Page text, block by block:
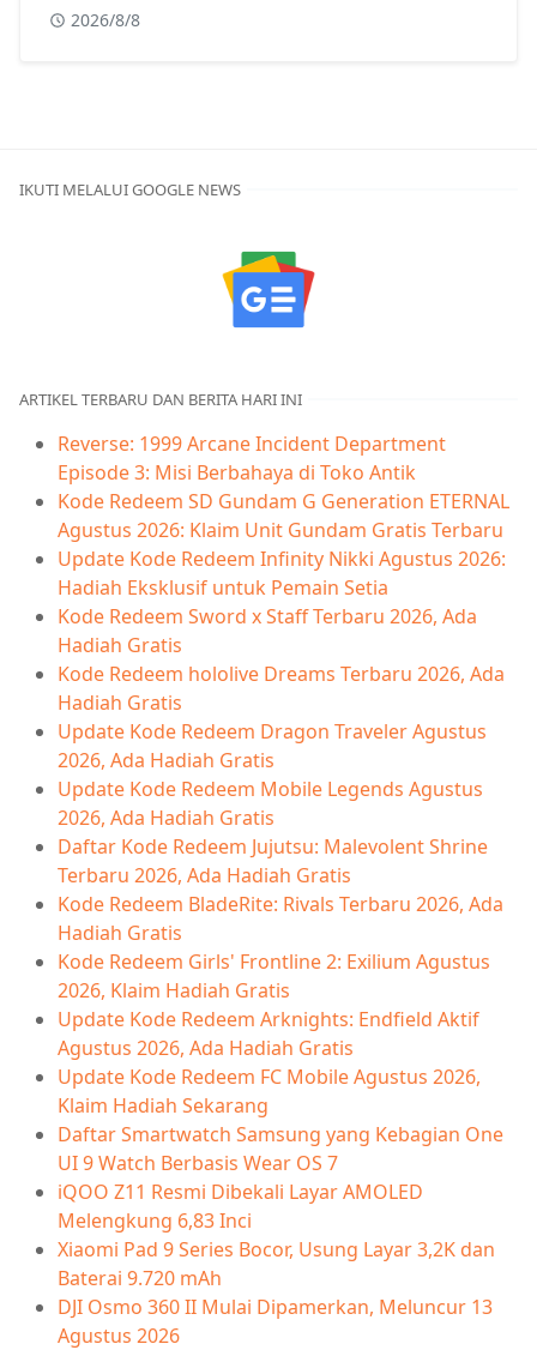
2026/8/8
IKUTI MELALUI GOOGLE NEWS
ARTIKEL TERBARU DAN BERITA HARI INI
Reverse: 1999 Arcane Incident Department
Episode 3: Misi Berbahaya di Toko Antik
Kode Redeem SD Gundam G Generation ETERNAL
Agustus 2026: Klaim Unit Gundam Gratis Terbaru
Update Kode Redeem Infinity Nikki Agustus 2026:
Hadiah Eksklusif untuk Pemain Setia
Kode Redeem Sword x Staff Terbaru 2026, Ada
Hadiah Gratis
Kode Redeem hololive Dreams Terbaru 2026, Ada
Hadiah Gratis
Update Kode Redeem Dragon Traveler Agustus
2026, Ada Hadiah Gratis
Update Kode Redeem Mobile Legends Agustus
2026, Ada Hadiah Gratis
Daftar Kode Redeem Jujutsu: Malevolent Shrine
Terbaru 2026, Ada Hadiah Gratis
Kode Redeem BladeRite: Rivals Terbaru 2026, Ada
Hadiah Gratis
Kode Redeem Girls' Frontline 2: Exilium Agustus
2026, Klaim Hadiah Gratis
Update Kode Redeem Arknights: Endfield Aktif
Agustus 2026, Ada Hadiah Gratis
Update Kode Redeem FC Mobile Agustus 2026,
Klaim Hadiah Sekarang
Daftar Smartwatch Samsung yang Kebagian One
UI 9 Watch Berbasis Wear OS 7
iQOO Z11 Resmi Dibekali Layar AMOLED
Melengkung 6,83 Inci
Xiaomi Pad 9 Series Bocor, Usung Layar 3,2K dan
Baterai 9.720 mAh
DJI Osmo 360 II Mulai Dipamerkan, Meluncur 13
Agustus 2026